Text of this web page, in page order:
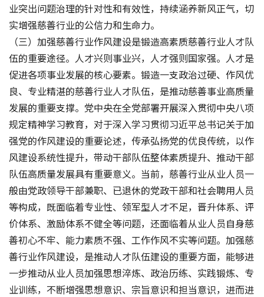
业突出问题治理的针对性和有效性，持续涵养新风正气，切
实增强慈善行业的公信力和生命力。
（三）加强慈善行业作风建设是锻造高素质慈善行业人才队
伍的重要途径。人才兴则事业兴，人才强则国家强。人才是
促进各项事业发展的核心要素。锻造一支政治过硬、作风优
良、专业精湛的慈善行业人才队伍，是推动慈善事业高质量
发展的重要支撑。党中央在全党部署开展深入贯彻中央八项
规定精神学习教育，对于深入学习贯彻习近平总书记关于加
强党的作风建设的重要论述，传承弘扬党的优良传统，以作
风建设系统性提升，带动干部队伍整体素质提升、推动干部
队伍高质量发展具有重要意义。当前，慈善行业从业人员一
般由党政领导干部兼职、已退休的党政干部和社会聘用人员
等构成，既面临着专业性、领军型人才不足，晋升体系、评
价体系、激励体系不健全等问题，还面临着从业人员自身慈
善初心不牢、能力素质不强、工作作风不实等问题。加强慈
善行业作风建设，是推动人才队伍建设的重要方面，能够进
一步推动从业人员加强思想淬炼、政治历练、实践锻炼、专
业训练，不断增强思想意识、宗旨意识和担当意识，进而进